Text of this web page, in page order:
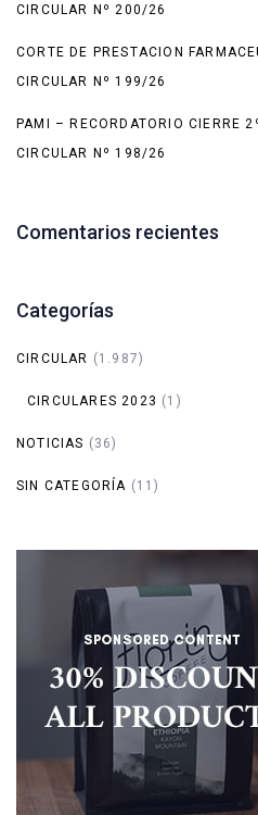
CIRCULAR Nº 200/26
CORTE DE PRESTACION
CIRCULAR Nº 199/26
PAMI – RECORDATORIO CIERRE
CIRCULAR Nº 198/26
Comentarios recientes
Categorías
CIRCULAR (1.987)
CIRCULARES 2023 (1)
NOTICIAS (36)
SIN CATEGORÍA (11)